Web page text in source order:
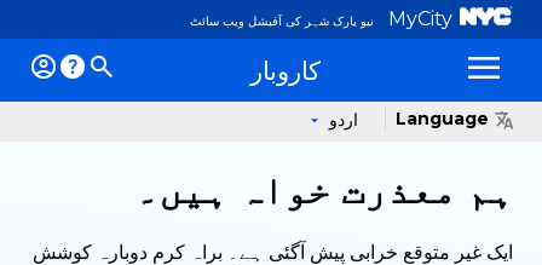
نیو یارک شہر کی آفیشل ویب سائٹ
کاروبار
Language اردو
ہم معذرت خواہ ہیں۔
ایک غیر متوقع خرابی پیش آگئی ہے۔ براہ کرم دوبارہ کوشش